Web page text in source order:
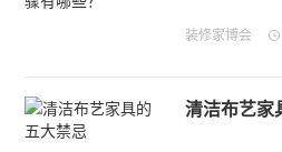
装修家博会
清洁布艺家